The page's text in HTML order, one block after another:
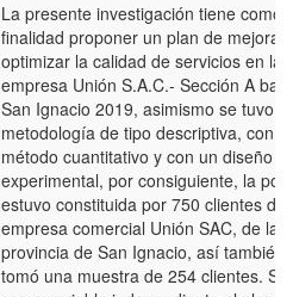
La presente investigación tiene como
finalidad proponer un plan de mejora
optimizar la calidad de servicios en la
empresa Unión S.A.C.- Sección A
San Ignacio 2019, asimismo se tuvo
metodología de tipo descriptiva, con
método cuantitativo y con un diseño
experimental, por consiguiente, la
estuvo constituida por 750 clientes de
empresa comercial Unión SAC, de la
provincia de San Ignacio, así también
tomó una muestra de 254 clientes. Se